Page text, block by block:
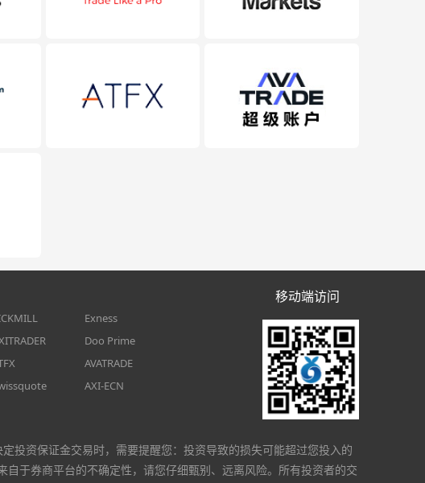
Exness
Doo Prime
AVATRADE
AXI-ECN
移动端访问
投资保证金交易时，需要提醒您：投资导致的损失可能超过您投入的
于券商平台的不确定性，请您仔细甄别、远离风险。所有投资者的交